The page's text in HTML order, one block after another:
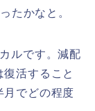
たかなと。
ルです。減配
活すること
月でどの程度